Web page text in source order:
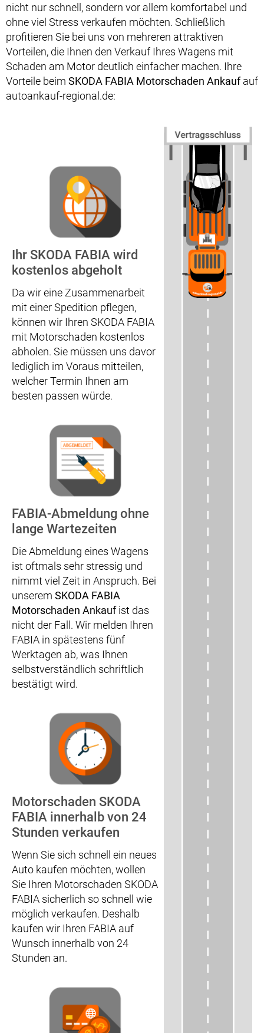
nicht nur schnell, sondern vor allem komfortabel und
ohne viel Stress verkaufen möchten. Schließlich
profitieren Sie bei uns von mehreren attraktiven
Vorteilen, die Ihnen den Verkauf Ihres Wagens mit
Schaden am Motor deutlich einfacher machen. Ihre
Vorteile beim SKODA FABIA Motorschaden Ankaufauf
autoankauf-regional.de:
Ihr SKODA FABIA wird
kostenlos abgeholt
Da wir eine Zusammenarbeit
mit einer Spedition pflegen,
können wir Ihren SKODA FABIA
mit Motorschaden kostenlos
abholen. Sie müssen uns davor
lediglich im Voraus mitteilen,
welcher Termin Ihnen am
besten passen würde.
FABIA-Abmeldung ohne
lange Wartezeiten
Die Abmeldung eines Wagens
ist oftmals sehr stressig und
nimmt viel Zeit in Anspruch. Bei
unserem SKODA FABIA
Motorschaden Ankaufist das
nicht der Fall. Wir melden Ihren
FABIA in spätestens fünf
Werktagen ab, was Ihnen
selbstverständlich schriftlich
bestätigt wird.
Motorschaden SKODA
FABIA innerhalb von 24
Stunden verkaufen
Wenn Sie sich schnell ein neues
Auto kaufen möchten, wollen
Sie Ihren Motorschaden SKODA
FABIA sicherlich so schnell wie
möglich verkaufen. Deshalb
kaufen wir Ihren FABIA auf
Wunsch innerhalb von 24
Stunden an.